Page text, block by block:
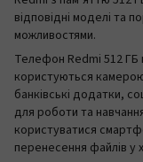
відповідні моделі та
можливостями.
Телефон Redmi 512 ГБ
користуються
банківські додатки,
для роботи та
користуватися
перенесення файлів у